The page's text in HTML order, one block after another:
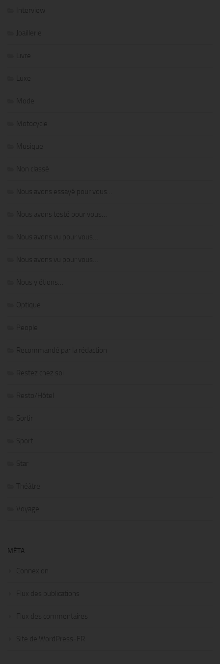
Interview
Joaillerie
Livre
Luxe
Mode
Motocycle
Musique
Non classé
Nous avons essayé pour vous…
Nous avons testé pour vous…
Nous avons vu pour vous…
Nous avons vu pour vous…
Nous y étions…
Optique
People
Recommandé par la rédaction
Restez chez soi
Resto/Hôtel
Sortir
Sport
Star
Théâtre
Voyage
MÉTA
Connexion
Flux des publications
Flux des commentaires
Site de WordPress-FR